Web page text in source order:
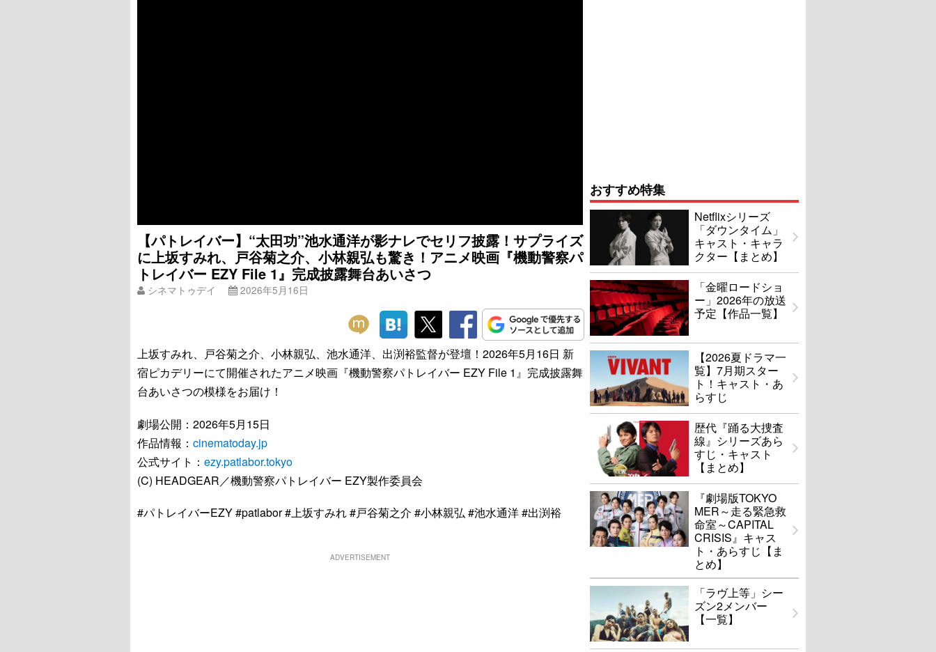
【パトレイバー】“太田功”池水通洋が影ナレでセリフ披露！サプライズ
に上坂すみれ、戸谷菊之介、小林親弘も驚き！アニメ映画『機動警察パ
トレイバー EZY File 1』完成披露舞台あいさつ
シネマトゥデイ 2026年5月16日
上坂すみれ、戸谷菊之介、小林親弘、池水通洋、出渕裕監督が登壇！2026年5月16日 新
宿ピカデリーにて開催されたアニメ映画『機動警察パトレイバー EZY File 1』完成披露舞
台あいさつの模様をお届け！
劇場公開：2026年5月15日
作品情報： cinematoday.jp
公式サイト： ezy.patlabor.tokyo
(C) HEADGEAR／機動警察パトレイバー EZY製作委員会
#パトレイバーEZY #patlabor #上坂すみれ #戸谷菊之介 #小林親弘 #池水通洋 #出渕裕
ADVERTISEMENT
おすすめ特集
Netflixシリーズ
「ダウンタイム」
キャスト・キャラ
クター【まとめ】
「金曜ロードショ
ー」2026年の放送
予定【作品一覧】
【2026夏ドラマ一
覧】7月期スター
ト！キャスト・あ
らすじ
歴代『踊る大捜査
線』シリーズあら
すじ・キャスト
【まとめ】
『劇場版TOKYO
MER～走る緊急救
命室～CAPITAL
CRISIS』キャス
ト・あらすじ【ま
とめ】
「ラヴ上等」シー
ズン2メンバー
【一覧】